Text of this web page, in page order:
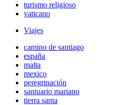
turismo religioso
vaticano
Viajes
camino de santiago
españa
malta
mexico
peregrinación
santuario mariano
tierra santa